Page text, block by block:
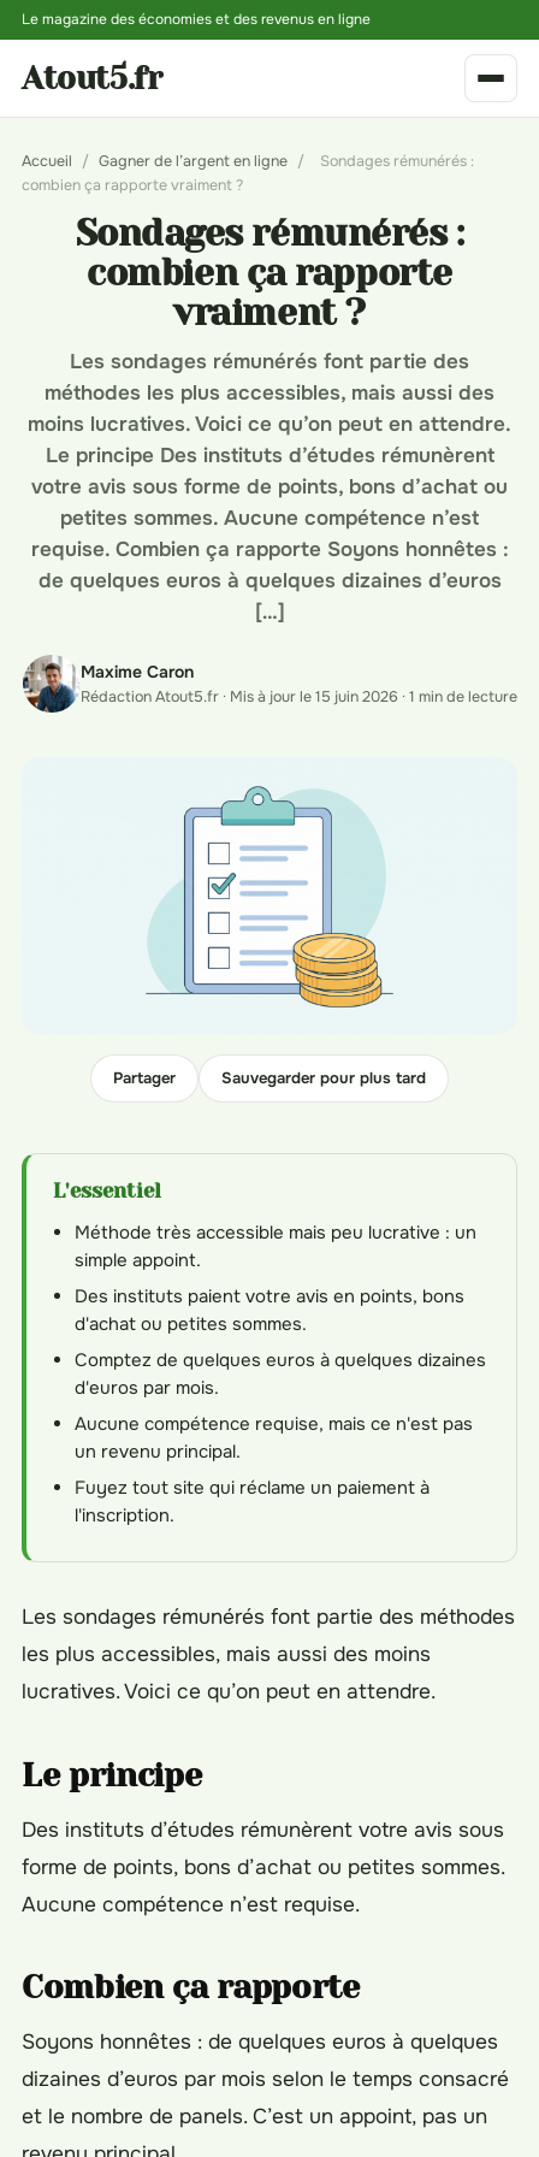
Le magazine des économies et des revenus en ligne
Atout5.fr
Accueil / Gagner de l’argent en ligne /
Sondages rémunérés :
combien ça rapporte vraiment ?
Sondages rémunérés :
combien ça rapporte
vraiment ?
Les sondages rémunérés font partie des
méthodes les plus accessibles, mais aussi des
moins lucratives. Voici ce qu’on peut en attendre.
Le principe Des instituts d’études rémunèrent
votre avis sous forme de points, bons d’achat ou
petites sommes. Aucune compétence n’est
requise. Combien ça rapporte Soyons honnêtes :
de quelques euros à quelques dizaines d’euros
[…]
Maxime Caron
Rédaction Atout5.fr · Mis à jour le 15 juin 2026 · 1 min de lecture
Partager Sauvegarder pour plus tard
L'essentiel
Méthode très accessible mais peu lucrative : un
simple appoint.
Des instituts paient votre avis en points, bons
d'achat ou petites sommes.
Comptez de quelques euros à quelques dizaines
d'euros par mois.
Aucune compétence requise, mais ce n'est pas
un revenu principal.
Fuyez tout site qui réclame un paiement à
l'inscription.
Les sondages rémunérés font partie des méthodes
les plus accessibles, mais aussi des moins
lucratives. Voici ce qu’on peut en attendre.
Le principe
Des instituts d’études rémunèrent votre avis sous
forme de points, bons d’achat ou petites sommes.
Aucune compétence n’est requise.
Combien ça rapporte
Soyons honnêtes : de quelques euros à quelques
dizaines d’euros par mois selon le temps consacré
et le nombre de panels. C’est un appoint, pas un